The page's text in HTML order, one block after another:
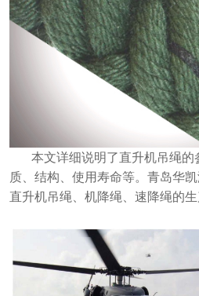
本文详细说明了直升机吊绳
质、结构、使用寿命等。青岛华
直升机吊绳、机降绳、速降绳的生